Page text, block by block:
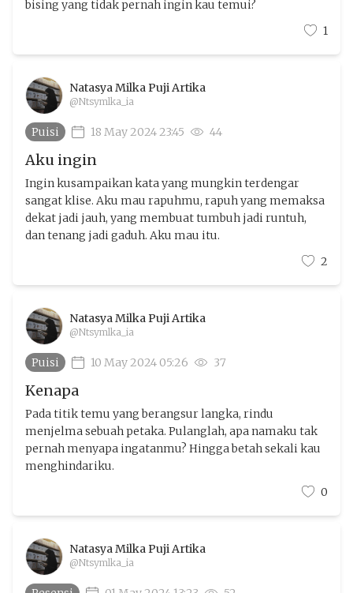
bising yang tidak pernah ingin kau temui?
1
Natasya Milka Puji Artika
@Ntsymlka_ia
Puisi 18 May 2024 23:45 44
Aku ingin
Ingin kusampaikan kata yang mungkin terdengar
sangat klise. Aku mau rapuhmu, rapuh yang memaksa
dekat jadi jauh, yang membuat tumbuh jadi runtuh,
dan tenang jadi gaduh. Aku mau itu.
2
Natasya Milka Puji Artika
@Ntsymlka_ia
Puisi 10 May 2024 05:26 37
Kenapa
Pada titik temu yang berangsur langka, rindu
menjelma sebuah petaka. Pulanglah, apa namaku tak
pernah menyapa ingatanmu? Hingga betah sekali kau
menghindariku.
0
Natasya Milka Puji Artika
@Ntsymlka_ia